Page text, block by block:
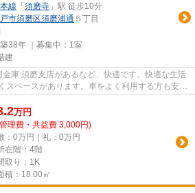
線 「 須磨寺 」駅 徒歩10分
市須磨区須磨浦通 ５丁目
38年 ｜募集中： 1室
建
庫 須磨支店があるなど、快適です。快適な生活
スペースがあります。車をよく利用する方も安
万円
理費・共益費 3,000円)
：0万円｜礼：0万円
在階：4階
取り：1K
積：18.00㎡